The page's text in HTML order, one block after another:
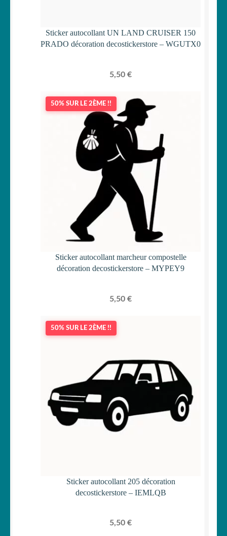
Sticker autocollant UN LAND CRUISER 150
PRADO décoration decostickerstore – WGUTX0
5,50 €
50% SUR LE 2ÈME !!
Sticker autocollant marcheur compostelle
décoration decostickerstore – MYPEY9
5,50 €
50% SUR LE 2ÈME !!
Sticker autocollant 205 décoration
decostickerstore – IEMLQB
5,50 €